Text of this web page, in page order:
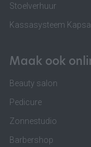
Stoelverhuur
Kassasysteem
Maak ook
Beauty salon
Pedicure
Zonnestudio
Barbershop